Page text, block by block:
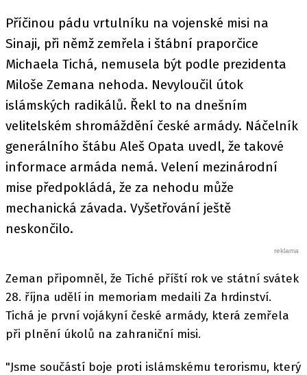
Příčinou pádu vrtulníku na vojenské misi na
Sinaji, při němž zemřela i štábní praporčice
Michaela Tichá, nemusela být podle prezidenta
Miloše Zemana nehoda. Nevyloučil útok
islámských radikálů. Řekl to na dnešním
velitelském shromáždění české armády. Náčelník
generálního štábu Aleš Opata uvedl, že takové
informace armáda nemá. Velení mezinárodní
mise předpokládá, že za nehodu může
mechanická závada. Vyšetřování ještě
neskončilo.
Zeman připomněl, že Tiché příští rok ve státní svátek
28. října udělí in memoriam medaili Za hrdinství.
Tichá je první vojákyní české armády, která zemřela
při plnění úkolů na zahraniční misi.
"Jsme součástí boje proti islámskému terorismu, který